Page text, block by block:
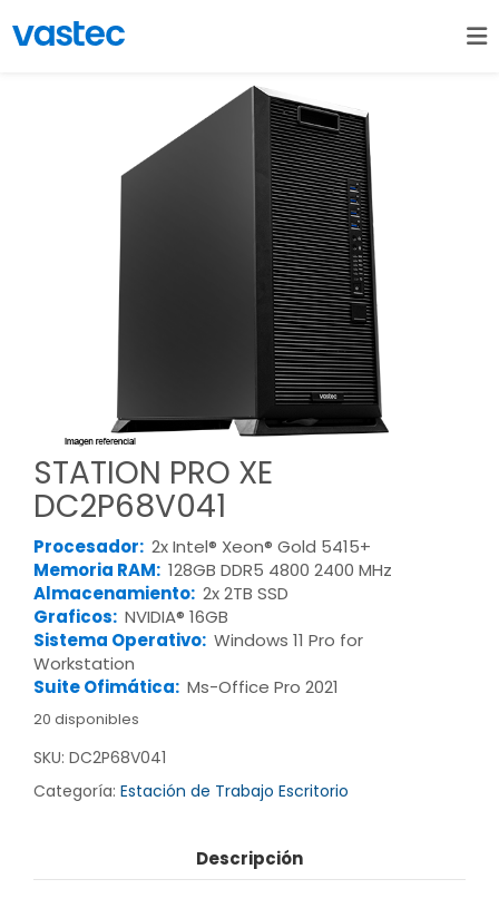
STATION PRO XE
DC2P68V041
Procesador: 2x Intel® Xeon® Gold 5415+
Memoria RAM: 128GB DDR5 4800 2400 MHz
Almacenamiento: 2x 2TB SSD
Graficos: NVIDIA® 16GB
Sistema Operativo: Windows 11 Pro for
Workstation
Suite Ofimática: Ms-Office Pro 2021
20 disponibles
SKU: DC2P68V041
Categoría: Estación de Trabajo Escritorio
Descripción